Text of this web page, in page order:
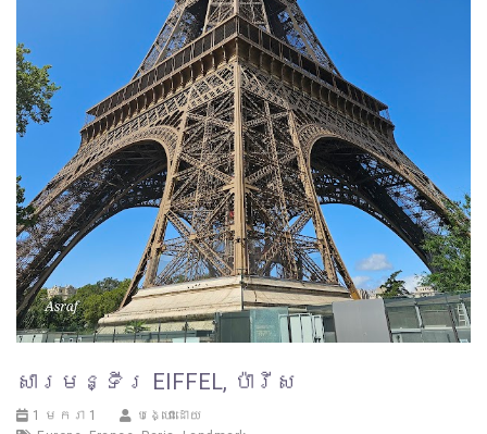
សារមន្ទីរ EIFFEL, ប៉ារីស
1 មករា 1
បង្ហោះដោយ